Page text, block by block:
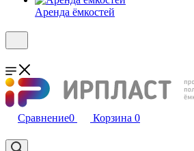
Аренда ёмкостей
Сравнение0 Корзина 0